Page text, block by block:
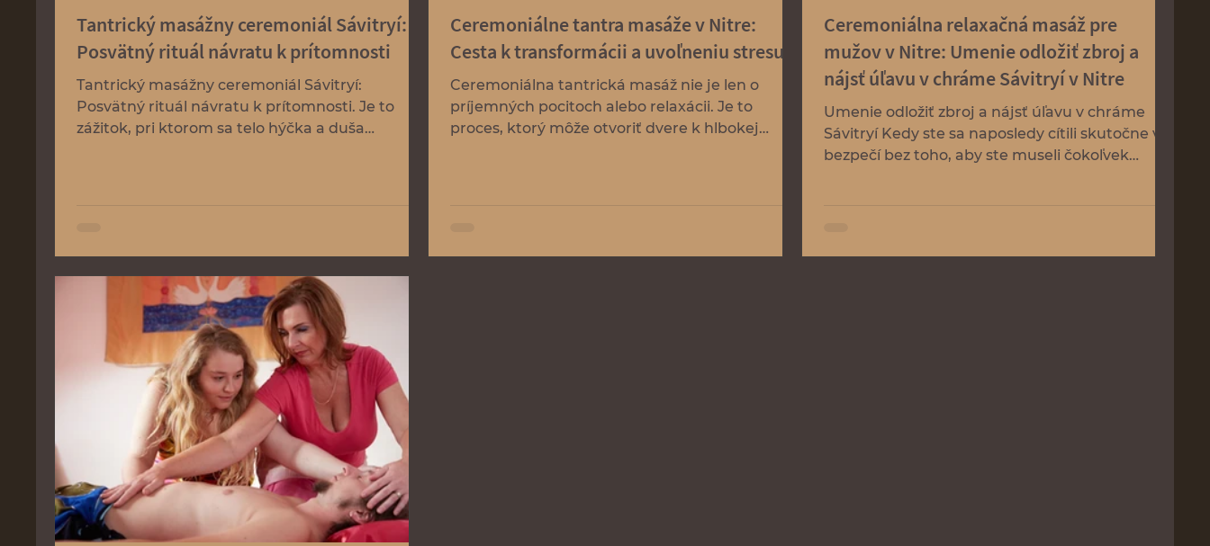
Tantrický masážny ceremoniál Sávitryí:
Posvätný rituál návratu k prítomnosti
Tantrický masážny ceremoniál Sávitryí:
Posvätný rituál návratu k prítomnosti. Je to
zážitok, pri ktorom sa telo hýčka a duša
sile. Podporuje návrat k prirodzenej citlivosti a
vnímavosti, čo vám umožní prežívať život s
väčšou intenzitou a radosťou.
Ceremoniálne tantra masáže v Nitre:
Cesta k transformácii a uvoľneniu stresu
Ceremoniálna tantrická masáž nie je len o
príjemných pocitoch alebo relaxácii. Je to
proces, ktorý môže otvoriť dvere k hlbokej
rozhodnutiu – spomaliť.
Ceremoniálna relaxačná masáž pre
mužov v Nitre: Umenie odložiť zbroj a
nájsť úľavu v chráme Sávitryí v Nitre
Umenie odložiť zbroj a nájsť úľavu v chráme
Sávitryí Kedy ste sa naposledy cítili skutočne v
bezpečí bez toho, aby ste museli čokoľvek